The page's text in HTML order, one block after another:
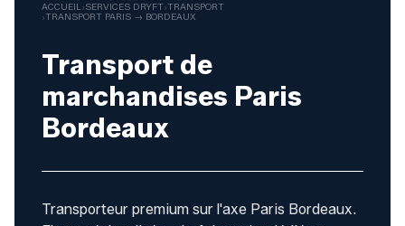
ACCUEIL SERVICES DRYFT TRANSPORT
TRANSPORT PARIS → BORDEAUX
Transport de
marchandises Paris
Bordeaux
Transporteur premium sur l'axe Paris Bordeaux.